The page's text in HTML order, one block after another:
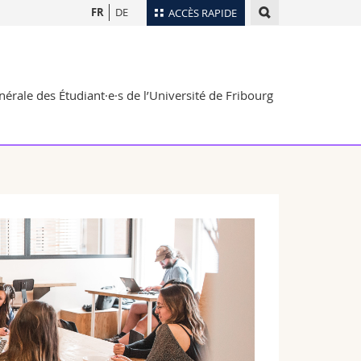
ACCÈS RAPIDE
Bibliothèques
Programme des cours
FR DE
des Étudiant·e·s de l’Université de Fribourg